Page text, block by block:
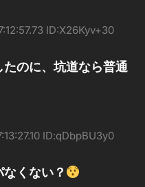
ID:X26Kyv+30
のに、坑道なら普通
ID:qDbpBU3y0
くない？